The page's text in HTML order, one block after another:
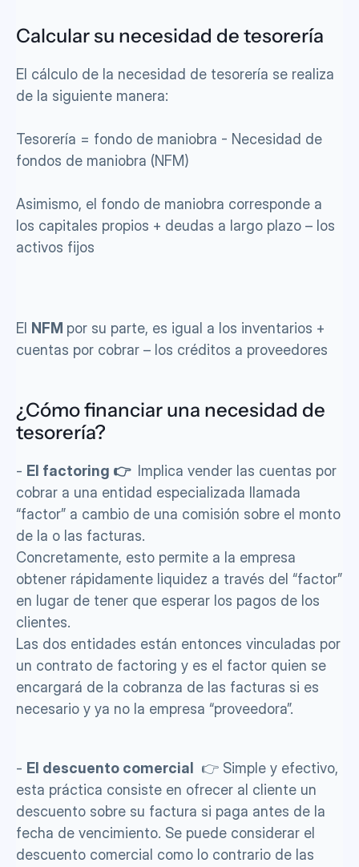
Calcular su necesidad de tesorería
El cálculo de la necesidad de tesorería se realiza
de la siguiente manera:
Tesorería = fondo de maniobra - Necesidad de
fondos de maniobra (NFM)
Asimismo, el fondo de maniobra corresponde a
los capitales propios + deudas a largo plazo – los
activos fijos
El NFM por su parte, es igual a los inventarios +
cuentas por cobrar – los créditos a proveedores
¿Cómo financiar una necesidad de
tesorería?
- El factoring 👉
Implica vender las cuentas por
cobrar a una entidad especializada llamada
“factor” a cambio de una comisión sobre el monto
de la o las facturas.
Concretamente, esto permite a la empresa
obtener rápidamente liquidez a través del “factor”
en lugar de tener que esperar los pagos de los
clientes.
Las dos entidades están entonces vinculadas por
un contrato de factoring y es el factor quien se
encargará de la cobranza de las facturas si es
necesario y ya no la empresa “proveedora”.
- El descuento comercial
👉 Simple y efectivo,
esta práctica consiste en ofrecer al cliente un
descuento sobre su factura si paga antes de la
fecha de vencimiento. Se puede considerar el
descuento comercial como lo contrario de las